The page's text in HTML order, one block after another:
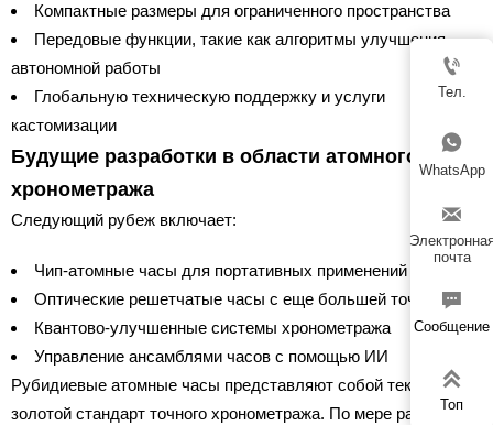
Компактные размеры для ограниченного пространства
Передовые функции, такие как алгоритмы улучшения
автономной работы
Глобальную техническую поддержку и услуги
кастомизации
Будущие разработки в области атомного
хронометража
Следующий рубеж включает:
Чип-атомные часы для портативных применений
Оптические решетчатые часы с еще большей точностью
Квантово-улучшенные системы хронометража
Управление ансамблями часов с помощью ИИ
Рубидиевые атомные часы представляют собой текущий
золотой стандарт точного хронометража. По мере развития

Тел.

WhatsApp

почта

Сообщение

Топ